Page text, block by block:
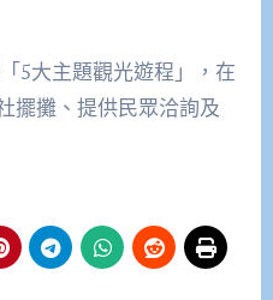
5大主題觀光遊程」，在
擺攤、提供民眾洽詢及